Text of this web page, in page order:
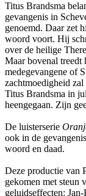
Titus Brandsma
gevangenis in
genoemd. Daar zet
woord voort. Hij
over de heilige
Maar bovenal treedt
medegevangene of
zachtmoedigheid
Titus Brandsma in
heengegaan. Zijn
De luisterserie
ook in de
woord en daad.
Deze productie van
gekomen met steun
geluidseffecten: